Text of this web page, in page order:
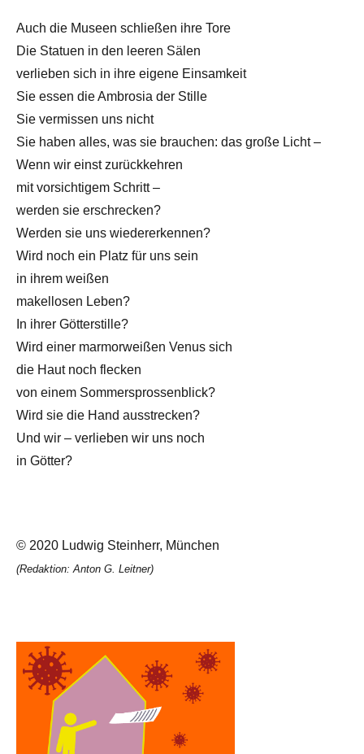
Auch die Museen schließen ihre Tore
Die Statuen in den leeren Sälen
verlieben sich in ihre eigene Einsamkeit
Sie essen die Ambrosia der Stille
Sie vermissen uns nicht
Sie haben alles, was sie brauchen: das große Licht –
Wenn wir einst zurückkehren
mit vorsichtigem Schritt –
werden sie erschrecken?
Werden sie uns wiedererkennen?
Wird noch ein Platz für uns sein
in ihrem weißen
makellosen Leben?
In ihrer Götterstille?
Wird einer marmorweißen Venus sich
die Haut noch flecken
von einem Sommersprossenblick?
Wird sie die Hand ausstrecken?
Und wir – verlieben wir uns noch
in Götter?
© 2020 Ludwig Steinherr, München
(Redaktion: Anton G. Leitner)